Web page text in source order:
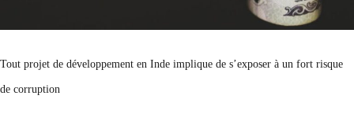
Tout projet de développement en Inde implique de s’exposer à un fort risque
de corruption